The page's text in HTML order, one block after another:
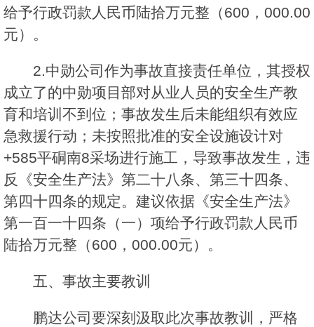
给予行政罚款人民币陆拾万元整（600，000.00
元）。
2.中勋公司作为事故直接责任单位，其授权
成立了的中勋项目部对从业人员的安全生产教
育和培训不到位；事故发生后未能组织有效应
急救援行动；未按照批准的安全设施设计对
+585平硐南8采场进行施工，导致事故发生，违
反《安全生产法》第二十八条、第三十四条、
第四十四条的规定。建议依据《安全生产法》
第一百一十四条（一）项给予行政罚款人民币
陆拾万元整（600，000.00元）。
五、事故主要教训
鹏达公司要深刻汲取此次事故教训，严格